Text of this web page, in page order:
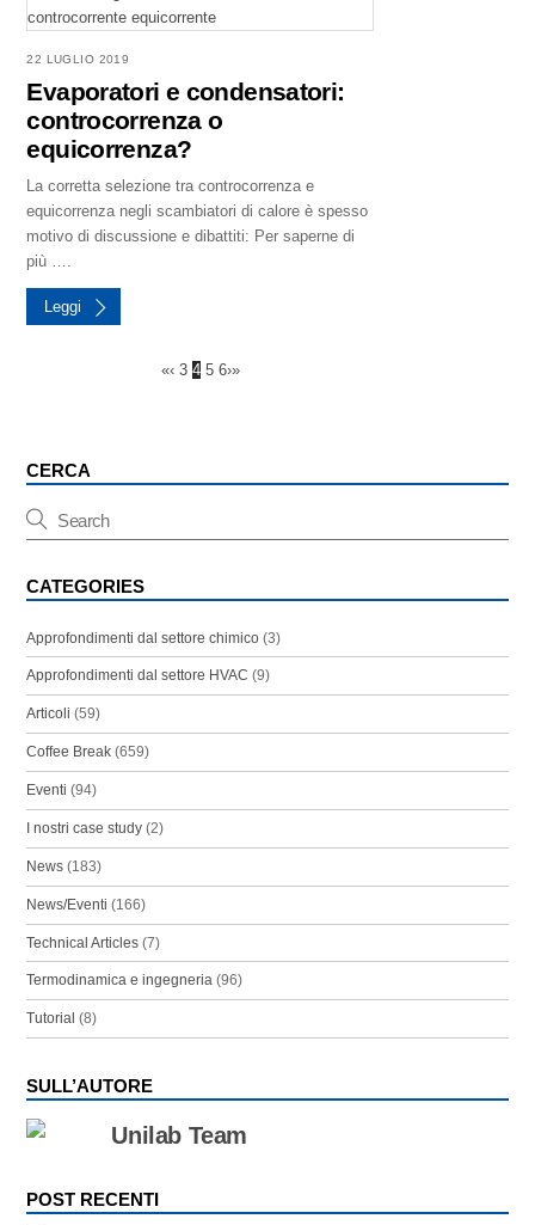
22 LUGLIO 2019
Evaporatori e condensatori:
controcorrenza o
equicorrenza?
La corretta selezione tra controcorrenza e
equicorrenza negli scambiatori di calore è spesso
motivo di discussione e dibattiti: Per saperne di
più ….
Leggi
«‹ 3 4 5 6›»
CERCA
CATEGORIES
Approfondimenti dal settore chimico (3)
Approfondimenti dal settore HVAC (9)
Articoli (59)
Coffee Break (659)
Eventi (94)
I nostri case study (2)
News (183)
News/Eventi (166)
Technical Articles (7)
Termodinamica e ingegneria (96)
Tutorial (8)
SULL’AUTORE
Unilab Team
POST RECENTI